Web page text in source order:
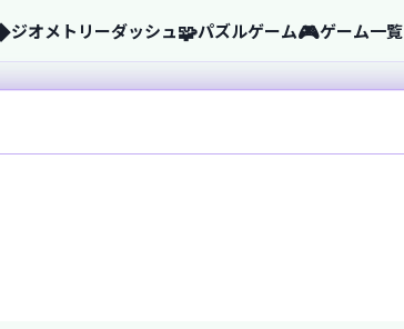
ジオメトリーダッシュ🧩パズルゲーム🎮ゲーム一覧